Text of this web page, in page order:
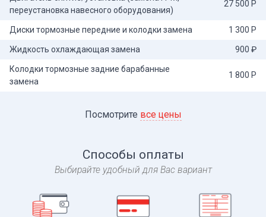
переустановка навесного оборудования)
27 500 Р
Диски тормозные передние и колодки замена 1 300 Р
Жидкость охлаждающая замена 900 ₽
Колодки тормозные задние барабанные
замена
1 800 Р
Посмотрите все цены
Способы оплаты
Выбирайте удобный для Вас вариант